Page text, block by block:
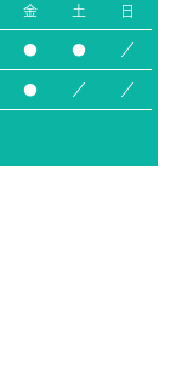
金 土 日
● ● ／
● ／ ／